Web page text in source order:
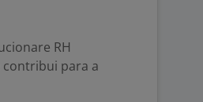
RH
para a